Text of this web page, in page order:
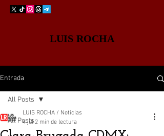
LUIS ROCHA
Entrada
All Posts
All Posts
LUIS ROCHA / Noticias
4 jul 2 min de lectura